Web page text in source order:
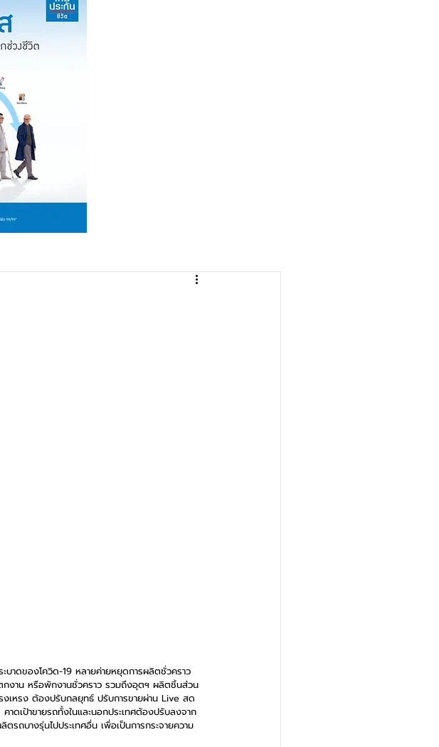
าดของโควิด-19 หลายค่ายหยุดการผลิตชั่วคราว
กงาน หรือพักงานชั่วคราว รวมถึงอุตฯ ผลิตชิ้นส่วน
เหรง ต้องปรับกลยุทธ์ ปรับการขายผ่าน Live สด
ดเป้าขายรถทั้งในและนอกประเทศต้องปรับลงจาก
รถบางรุ่นไปประเทศอื่น เพื่อเป็นการกระจายความ